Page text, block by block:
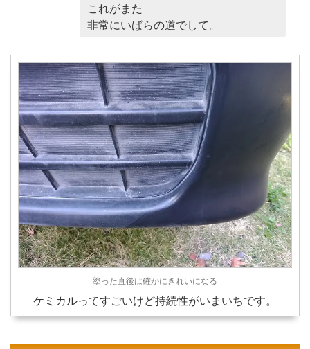
これがまた
非常にいばらの道でして。
塗った直後は確かにきれいになる
ケミカルってすごいけど持続性がいまいちです。